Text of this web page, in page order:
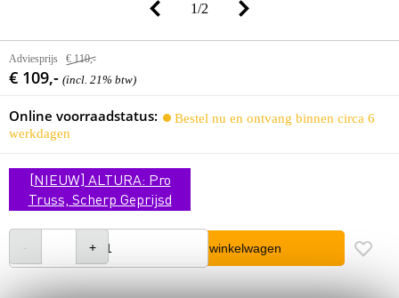
1/2
Adviesprijs € 110,-
€ 109,- (incl. 21% btw)
Online voorraadstatus:
Bestel nu en ontvang binnen circa 6
werkdagen
[NIEUW] ALTURA: Pro
Truss, Scherp Geprijsd
In winkelwagen